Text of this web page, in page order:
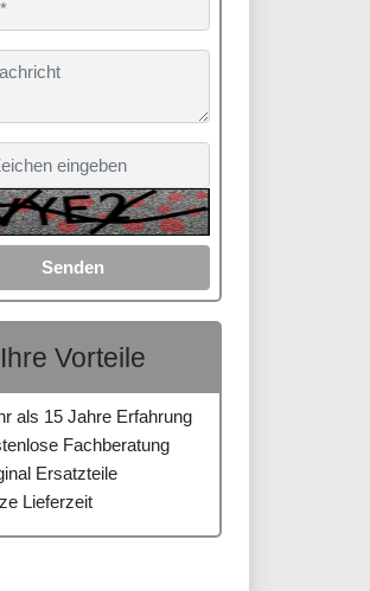
Senden
Ihre Vorteile
als 15 Jahre Erfahrung
Fachberatung
Ersatzteile
Lieferzeit